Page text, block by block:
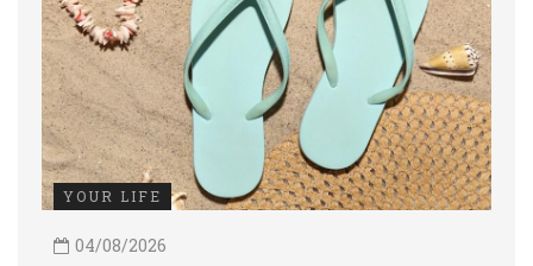
YOUR LIFE
04/08/2026